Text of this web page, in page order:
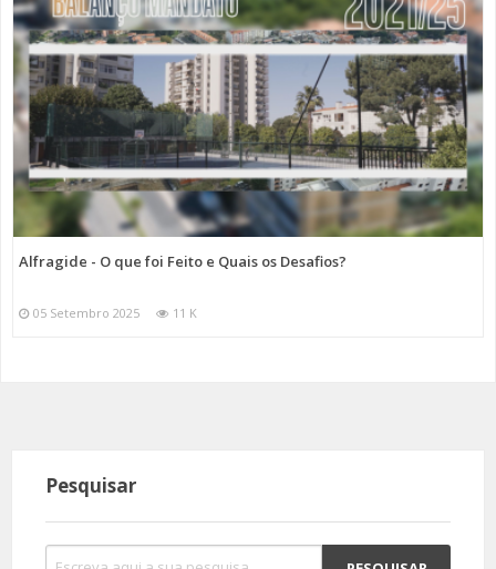
Alfragide - O que foi Feito e Quais os Desafios?
05 Setembro 2025 11 K
Pesquisar